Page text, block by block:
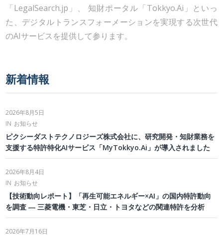
「LegalSearch.jp」、 知財ポータル「Tokkyo.Ai」といっ
た、デジタルトランスフォーメーションを実現する次世代
のAIサービスを提供して参ります。
新着情報
2026年8月5日
IN お知らせ
ピクシーダストテクノロジーズ株式会社に、研究開発・知財業務を
支援する特許特化AIサービス「MyTokkyo.Ai」が導入されました
2026年8月4日
IN お知らせ
【技術動向レポート】「再生可能エネルギー×AI」の国内特許動向
を調査 ― 三菱電機・東芝・日立・トヨタなどの関連特許を分析
2026年7月16日